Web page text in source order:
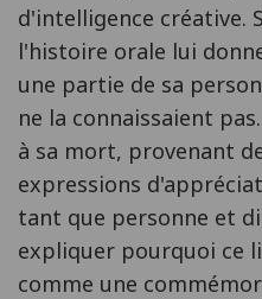
d'intelligence créative.
l'histoire orale lui
une partie de sa
ne la connaissaient
à sa mort, provenant
expressions
tant que personne et
expliquer pourquoi ce
comme une